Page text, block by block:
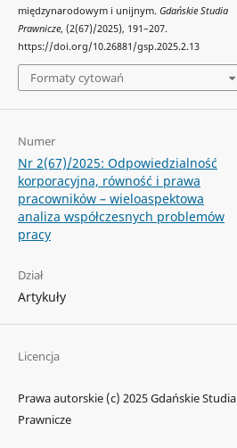
międzynarodowym i unijnym. Gdańskie Studia
Prawnicze, (2(67)/2025), 191–207.
https://doi.org/10.26881/gsp.2025.2.13
Formaty cytowań
Numer
Nr 2(67)/2025: Odpowiedzialność
korporacyjna, równość i prawa
pracowników – wieloaspektowa
analiza współczesnych problemów
pracy
Dział
Artykuły
Licencja
Prawa autorskie (c) 2025 Gdańskie Studia
Prawnicze